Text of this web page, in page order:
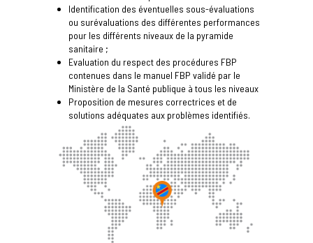
Identification des éventuelles sous-évaluations
ou surévaluations des différentes performances
pour les différents niveaux de la pyramide
sanitaire ;
Evaluation du respect des procédures FBP
contenues dans le manuel FBP validé par le
Ministère de la Santé publique à tous les niveaux
Proposition de mesures correctrices et de
solutions adéquates aux problèmes identifiés.